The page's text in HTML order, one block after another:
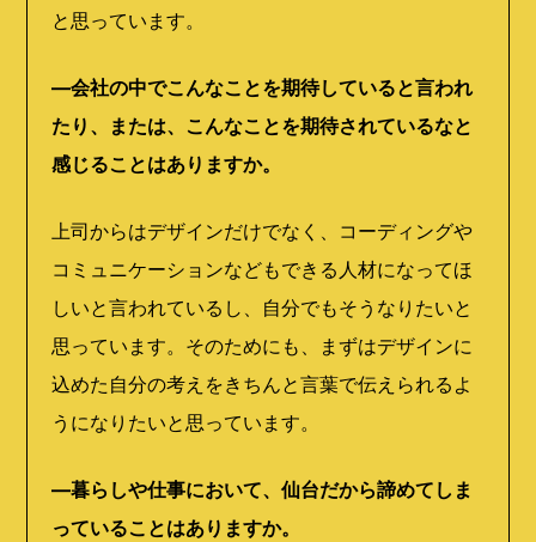
と思っています。
―会社の中でこんなことを期待していると言われ
たり、または、こんなことを期待されているなと
感じることはありますか。
上司からはデザインだけでなく、コーディングや
コミュニケーションなどもできる人材になってほ
しいと言われているし、自分でもそうなりたいと
思っています。そのためにも、まずはデザインに
込めた自分の考えをきちんと言葉で伝えられるよ
うになりたいと思っています。
―暮らしや仕事において、仙台だから諦めてしま
っていることはありますか。